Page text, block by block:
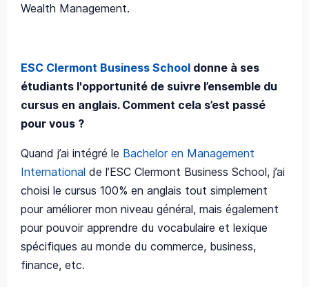
Wealth Management.
ESC Clermont Business School donne à ses
étudiants l'opportunité de suivre l’ensemble du
cursus en anglais. Comment cela s’est passé
pour vous ?
Quand j’ai intégré le Bachelor en Management
International de l’ESC Clermont Business School, j’ai
choisi le cursus 100% en anglais tout simplement
pour améliorer mon niveau général, mais également
pour pouvoir apprendre du vocabulaire et lexique
spécifiques au monde du commerce, business,
finance, etc.